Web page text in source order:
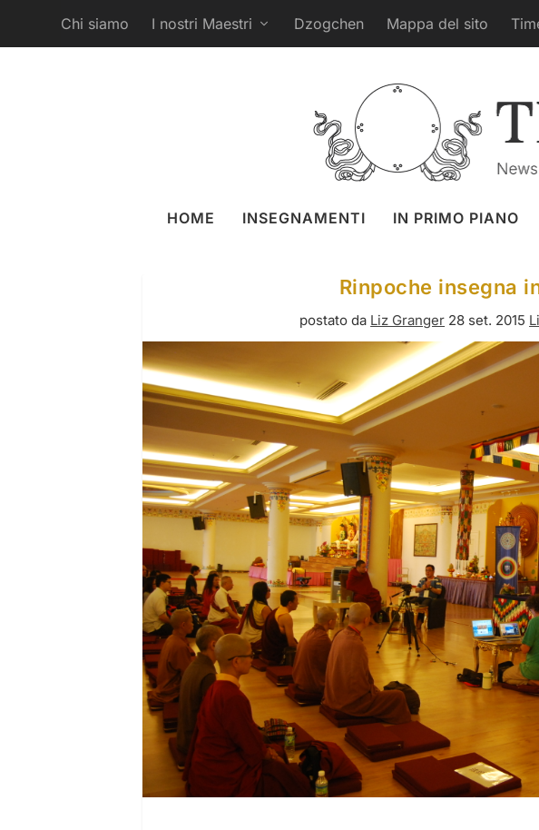
Chi siamo I nostri Maestri Dzogchen Mappa del sito
HOME INSEGNAMENTI IN PRIMO PIANO
Rinpoche insegna
postato da Liz Granger 28 set. 2015